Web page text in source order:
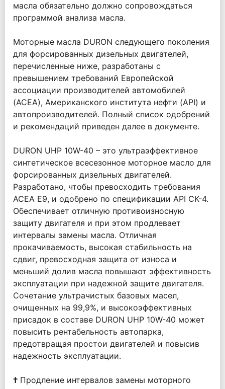
масла обязательно должно сопровождаться
программой анализа масла.
Моторные масла DURON следующего поколения
для форсированных дизельных двигателей,
перечисленные ниже, разработаны с
превышением требований Европейской
ассоциации производителей автомобилей
(ACEA), Американского института нефти (API) и
автопроизводителей. Полный список одобрений
и рекомендаций приведен далее в документе.
DURON UHP 10W-40 – это ультраэффективное
синтетическое всесезонное моторное масло для
форсированных дизельных двигателей.
Разработано, чтобы превосходить требования
ACEA E9, и одобрено по спецификации API CK-4.
Обеспечивает отличную противоизносную
защиту двигателя и при этом продлевает
интервалы замены масла. Отличная
прокачиваемость, высокая стабильность на
сдвиг, превосходная защита от износа и
меньший долив масла повышают эффективность
эксплуатации при надежной защите двигателя.
Сочетание ультрачистых базовых масел,
очищенных на 99,9%, и высокоэффективных
присадок в составе DURON UHP 10W-40 может
повысить рентабельность автопарка,
предотвращая простои двигателей и повысив
надежность эксплуатации.
† Продление интервалов замены моторного